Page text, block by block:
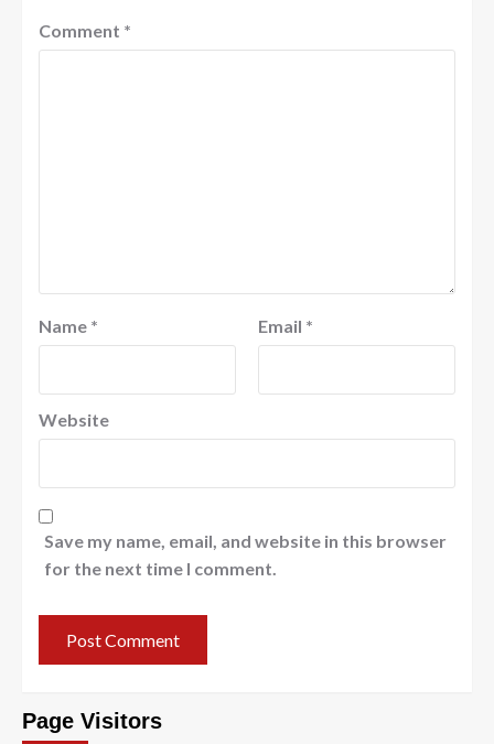
Comment *
Name * Email *
Website
Save my name, email, and website in this browser
for the next time I comment.
Page Visitors